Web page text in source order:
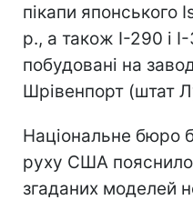
пікапи японського
р., а також I-290 і
побудовані на
Шрівенпорт (штат
Національне бюро
руху США
згаданих моделей